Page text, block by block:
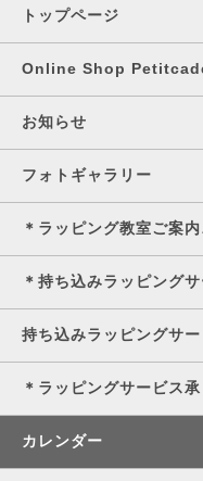
トップページ
Online Shop
お知らせ
フォトギャラリー
＊ラッピング教室ご案内
＊持ち込みラッピング
持ち込みラッピングサ
＊ラッピングサービス
カレンダー